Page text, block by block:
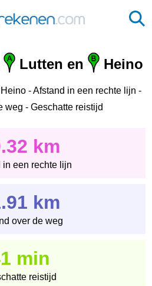
Lutten en Heino
- Afstand in een rechte lijn -
weg - Geschatte reistijd
km
in een rechte lijn
km
over de weg
min
reistijd